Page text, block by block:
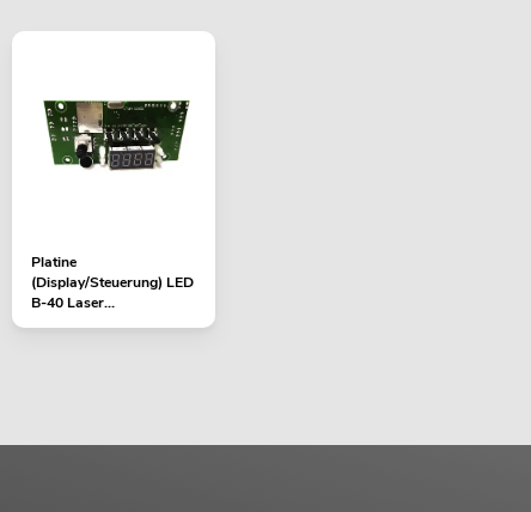
Platine
(Display/Steuerung) LED
B-40 Laser
(CRT_MB_MIX BEAM FX